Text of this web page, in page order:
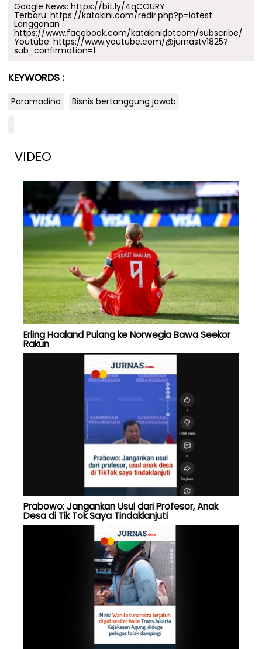
Google News: https://bit.ly/4qCOURY
Terbaru: https://katakini.com/redir.php?p=latest
Langganan :
https://www.facebook.com/katakinidotcom/subscribe/
Youtube: https://www.youtube.com/@jurnastv1825?
sub_confirmation=1
KEYWORDS :
Paramadina
Bisnis bertanggung jawab
.
VIDEO
Erling Haaland Pulang ke Norwegia Bawa Seekor
Rakun
Prabowo: Jangankan Usul dari Profesor, Anak
Desa di Tik Tok Saya Tindaklanjuti